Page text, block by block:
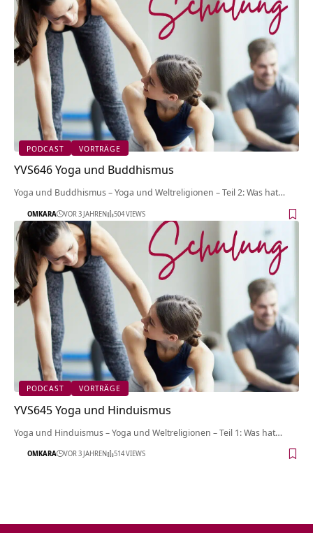
PODCAST VORTRÄGE
YVS646 Yoga und Buddhismus
Yoga und Buddhismus – Yoga und Weltreligionen – Teil 2: Was hat…
OMKARA VOR 3 JAHREN 504 VIEWS
PODCAST VORTRÄGE
YVS645 Yoga und Hinduismus
Yoga und Hinduismus – Yoga und Weltreligionen – Teil 1: Was hat…
OMKARA VOR 3 JAHREN 514 VIEWS